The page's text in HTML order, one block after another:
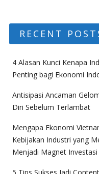
RECENT
4 Alasan Kunci Kenapa
Penting bagi Ekonomi
Antisipasi Ancaman
Diri Sebelum Terlambat
Mengapa Ekonomi
Kebijakan Industri yang
Menjadi Magnet Investasi